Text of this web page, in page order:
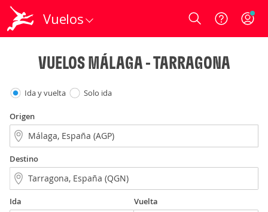
Vuelos Login
VUELOS MÁLAGA - TARRAGONA
Ida y vuelta Solo ida
Origen
Destino
Ida Vuelta